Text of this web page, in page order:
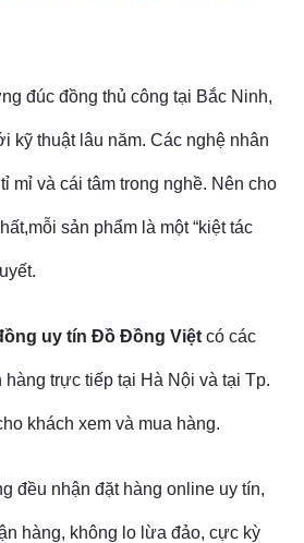
đúc đồng thủ công tại Bắc Ninh,
kỹ thuật lâu năm. Các nghệ nhân
mỉ và cái tâm trong nghề. Nên cho
sản phẩm là một “kiệt tác
uy tín Đồ Đồng Việt có các
trực tiếp tại Hà Nội và tại Tp.
khách xem và mua hàng.
đều nhận đặt hàng online uy tín,
hàng, không lo lừa đảo, cực kỳ